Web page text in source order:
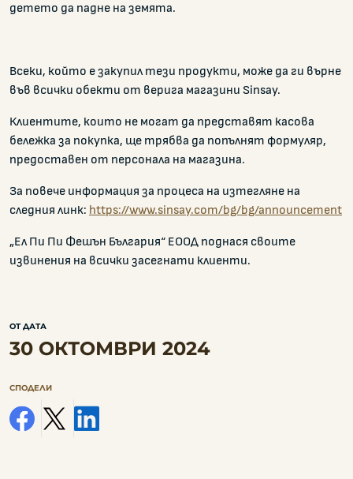
детето да падне на земята.
Всеки, който е закупил тези продукти, може да ги върне
във всички обекти от верига магазини Sinsay.
Клиентите, които не могат да представят касова
бележка за покупка, ще трябва да попълнят формуляр,
предоставен от персонала на магазина.
За повече информация за процеса на изтегляне на
следния линк: https://www.sinsay.com/bg/bg/announcement
„Ел Пи Пи Фешън България“ ЕООД поднася своите
извинения на всички засегнати клиенти.
ОТ ДАТА
30 ОКТОМВРИ 2024
СПОДЕЛИ
facebook
x linkedin